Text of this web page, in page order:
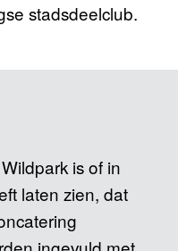
stadsdeelclub.
is of in
laten zien, dat